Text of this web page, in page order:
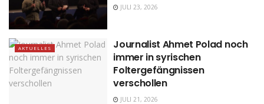
JULI 23, 2026
AKTUELLES
Journalist Ahmet Polad noch
immer in syrischen
Foltergefängnissen
verschollen
JULI 21, 2026